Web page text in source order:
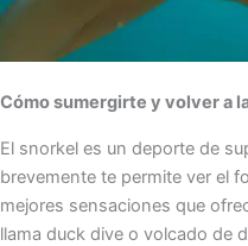
Cómo sumergirte y volver a
El snorkel es un deporte de
brevemente te permite ver el
mejores sensaciones que
llama duck dive o volcado de